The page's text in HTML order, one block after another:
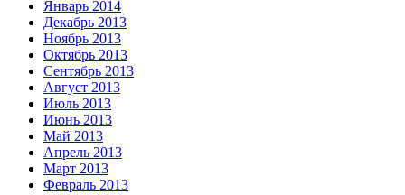
Январь 2014
Декабрь 2013
Ноябрь 2013
Октябрь 2013
Сентябрь 2013
Август 2013
Июль 2013
Июнь 2013
Май 2013
Апрель 2013
Март 2013
Февраль 2013